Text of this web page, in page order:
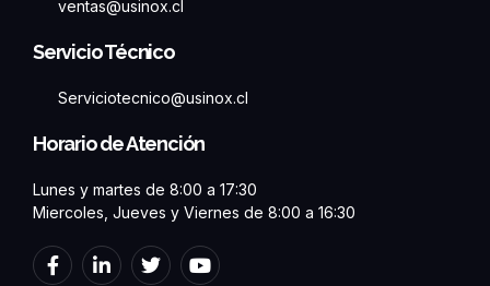
ventas@usinox.cl
Servicio Técnico
Serviciotecnico@usinox.cl
Horario de Atención
Lunes y martes de 8:00 a 17:30
Miercoles, Jueves y Viernes de 8:00 a 16:30
F
a
L
i
T
w
Y
o